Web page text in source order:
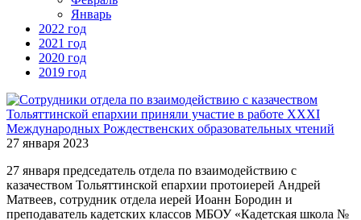
Январь
2022 год
2021 год
2020 год
2019 год
27 января 2023
27 января председатель отдела по взаимодействию с
казачеством Тольяттинской епархии протоиерей Андрей
Матвеев, сотрудник отдела иерей Иоанн Бородин и
преподаватель кадетских классов МБОУ «Кадетская школа №